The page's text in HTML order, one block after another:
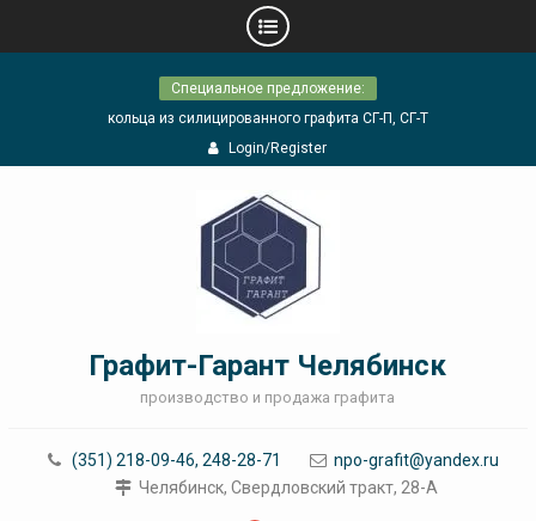
Специальное предложение:
кольца из силицированного графита СГ-П, СГ-Т
Login/Register
Графит-Гарант Челябинск
производство и продажа графита
(351) 218-09-46, 248-28-71
npo-grafit@yandex.ru
Челябинск, Свердловский тракт, 28-А